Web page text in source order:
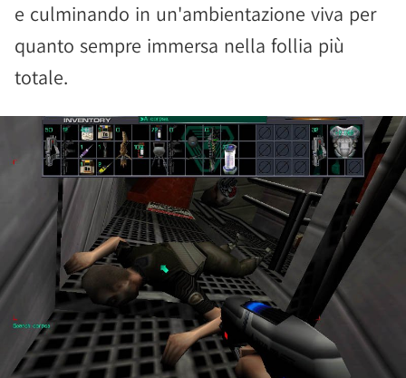
e culminando in un'ambientazione viva per
quanto sempre immersa nella follia più
totale.